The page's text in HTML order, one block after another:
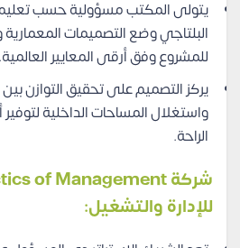
يتولى المكتب مسؤولية حسب
البلتاجي وضع التصميمات
للمشروع وفق أرقى المعايير العالمية.
يركز التصميم على تحقيق التوازن
واستغلال المساحات الداخلية
الراحة.
للإدارة والتشغيل: